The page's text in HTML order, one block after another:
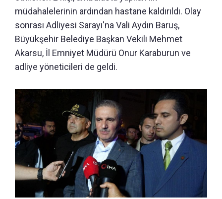
müdahalelerinin ardından hastane kaldırıldı. Olay
sonrası Adliyesi Sarayı'na Vali Aydın Baruş,
Büyükşehir Belediye Başkan Vekili Mehmet
Akarsu, İl Emniyet Müdürü Onur Karaburun ve
adliye yöneticileri de geldi.